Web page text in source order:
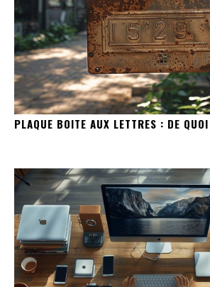
PLAQUE BOITE AUX LETTRES : DE